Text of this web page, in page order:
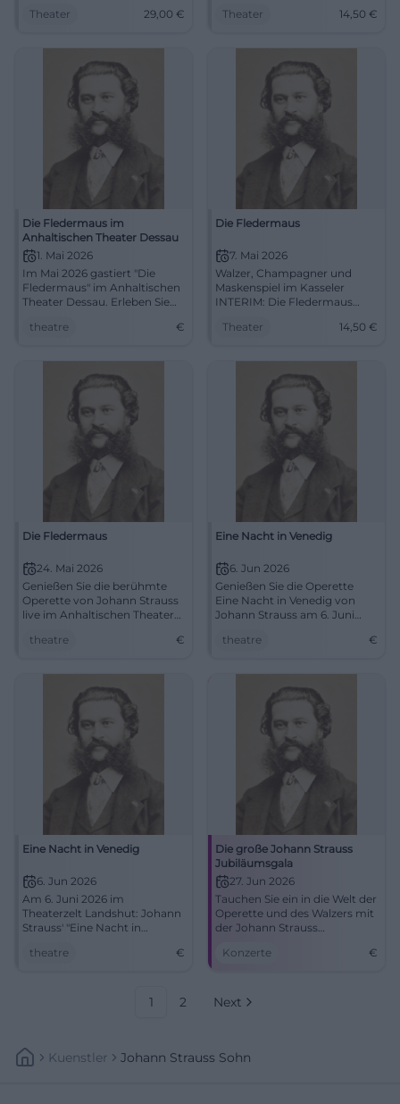
Bühne. 21.04.2026, 19:30 Uhr,
Sichern Sie Ihr Live-Erlebnis
jetzt. #StraubingKultur
Theater 29,00 €
prickelnde
29.04.2026, ab 14,50 €.
#Theaterliebe
Theater 14,50 €
Die Fledermaus im
Anhaltischen Theater Dessau
1. Mai 2026
Im Mai 2026 gastiert "Die
Fledermaus" im Anhaltischen
Theater Dessau. Erleben Sie
Komödie.
theatre €
Die Fledermaus
7. Mai 2026
Walzer, Champagner und
Maskenspiel im Kasseler
INTERIM: Die Fledermaus
Tempo und feinem Humor.
#Kassel #Theater
Theater 14,50 €
Die Fledermaus
24. Mai 2026
Genießen Sie die berühmte
Operette von Johann Strauss
live im Anhaltischen Theater
theatre
€
Eine Nacht in Venedig
6. Jun 2026
Genießen Sie die Operette
Eine Nacht in Venedig von
Johann Strauss am 6. Juni
theatre
€
Eine Nacht in Venedig
6. Jun 2026
Am 6. Juni 2026 im
Theaterzelt Landshut: Johann
Strauss' "Eine Nacht in
Aufführung voller Musik und
theatre €
Die große Johann Strauss
Jubiläumsgala
27. Jun 2026
Tauchen Sie ein in die Welt der
Operette und des Walzers mit
der Johann Strauss
Freising.
Konzerte €
1 2 Next
Kuenstler Johann Strauss Sohn